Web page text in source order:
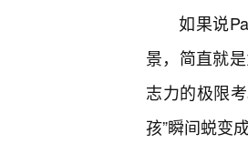
如果说
景，简直就
志力的极限
孩”瞬间蜕变